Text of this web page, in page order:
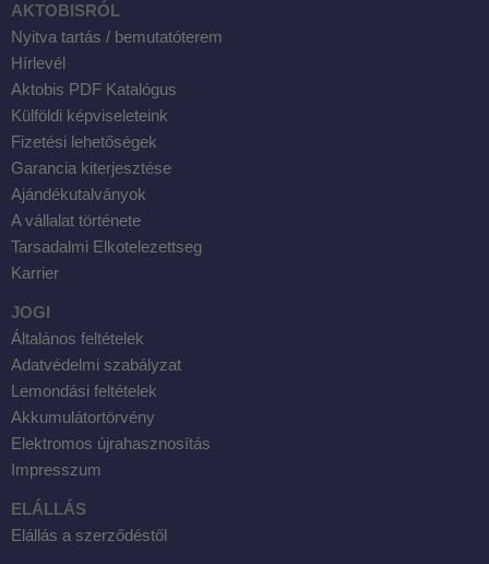
AKTOBISRÓL
Nyitva tartás / bemutatóterem
Hírlevél
Aktobis PDF Katalógus
Külföldi képviseleteink
Fizetési lehetőségek
Garancia kiterjesztése
Ajándékutalványok
A vállalat története
Tarsadalmi Elkotelezettseg
Karrier
JOGI
Általános feltételek
Adatvédelmi szabályzat
Lemondási feltételek
Akkumulátortörvény
Elektromos újrahasznosítás
Impresszum
ELÁLLÁS
Elállás a szerződéstől